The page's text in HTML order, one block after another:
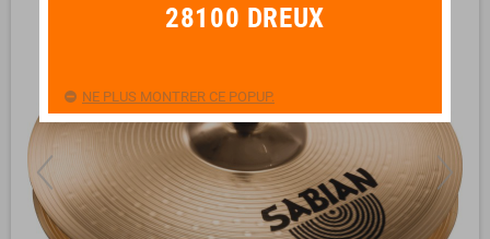
28100 DREUX
NE PLUS MONTRER CE POPUP.